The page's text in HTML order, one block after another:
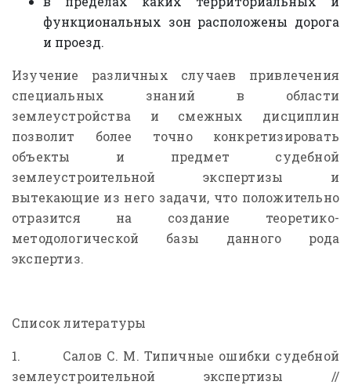
функциональных зон расположены дорога
и проезд.
Изучение различных случаев привлечения
специальных знаний в области
землеустройства и смежных дисциплин
позволит более точно конкретизировать
объекты и предмет судебной
землеустроительной экспертизы и
вытекающие из него задачи, что положительно
отразится на создание теоретико-
методологической базы данного рода
экспертиз.
Список литературы
1. Салов С. М. Типичные ошибки судебной
землеустроительной экспертизы //